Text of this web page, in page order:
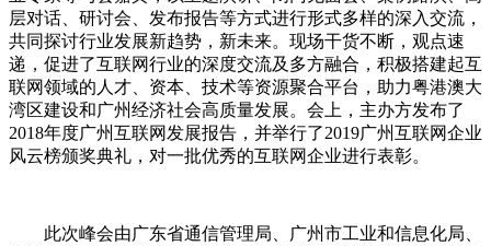
层对话、研讨会、发布报告等方式进行形式多样的深入交流，
共同探讨行业发展新趋势，新未来。现场干货不断，观点速
递，促进了互联网行业的深度交流及多方融合，积极搭建起互
联网领域的人才、资本、技术等资源聚合平台，助力粤港澳大
湾区建设和广州经济社会高质量发展。会上，主办方发布了
2018年度广州互联网发展报告，并举行了2019广州互联网企业
风云榜颁奖典礼，对一批优秀的互联网企业进行表彰。
此次峰会由广东省通信管理局、广州市工业和信息化局、